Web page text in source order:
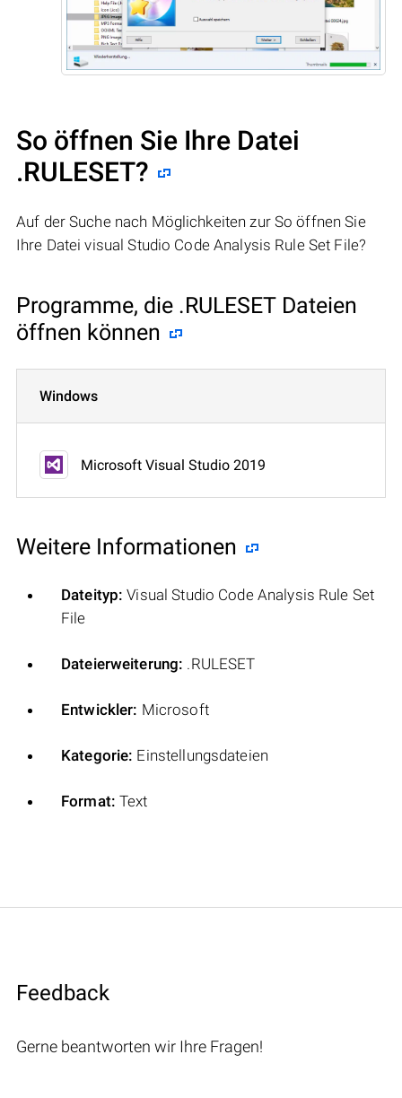
So öffnen Sie Ihre Datei
.RULESET?
Auf der Suche nach Möglichkeiten zur So öffnen Sie
Ihre Datei visual Studio Code Analysis Rule Set File?
Programme, die .RULESET Dateien
öffnen können
Windows
Microsoft Visual Studio 2019
Weitere Informationen
Dateityp: Visual Studio Code Analysis Rule Set
File
Dateierweiterung: .RULESET
Entwickler: Microsoft
Kategorie: Einstellungsdateien
Format: Text
Feedback
Gerne beantworten wir Ihre Fragen!